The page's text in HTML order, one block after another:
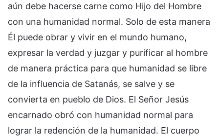
aún debe hacerse carne como Hijo del Hombre
con una humanidad normal. Solo de esta manera
Él puede obrar y vivir en el mundo humano,
expresar la verdad y juzgar y purificar al hombre
de manera práctica para que humanidad se libre
de la influencia de Satanás, se salve y se
convierta en pueblo de Dios. El Señor Jesús
encarnado obró con humanidad normal para
lograr la redención de la humanidad. El cuerpo